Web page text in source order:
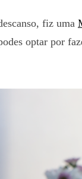
fiz uma
optar por